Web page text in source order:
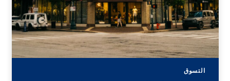
التسوق